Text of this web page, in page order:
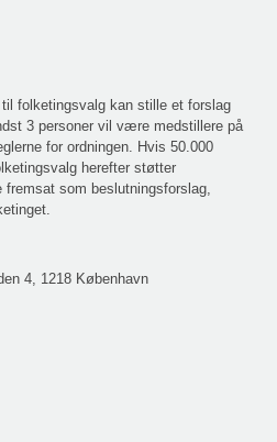
folketingsvalg kan stille et forslag
3 personer vil være medstillere på
for ordningen. Hvis 50.000
herefter støtter
fremsat som beslutningsforslag,
4, 1218 København